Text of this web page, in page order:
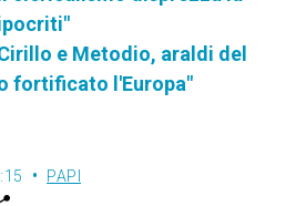
e Metodio, araldi del
fortificato l'Europa"
PAPI